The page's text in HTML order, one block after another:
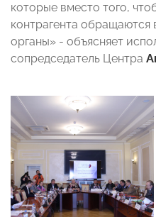
которые вместо того,
контрагента обращаются
органы» - объясняет
сопредседатель Центра